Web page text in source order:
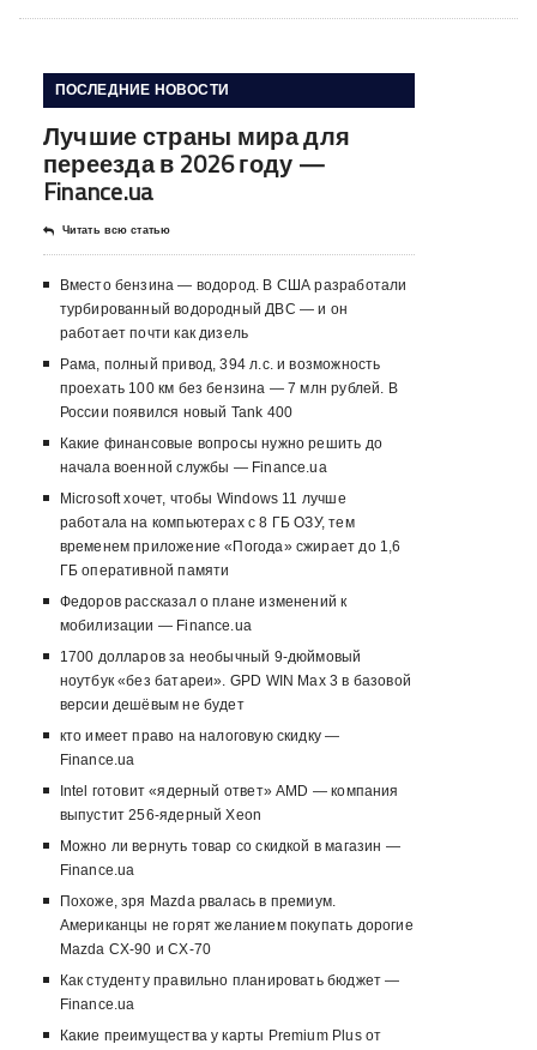
ПОСЛЕДНИЕ НОВОСТИ
Лучшие страны мира для
переезда в 2026 году —
Finance.ua
Читать всю статью
Вместо бензина — водород. В США разработали
турбированный водородный ДВС — и он
работает почти как дизель
Рама, полный привод, 394 л.с. и возможность
проехать 100 км без бензина — 7 млн рублей. В
России появился новый Tank 400
Какие финансовые вопросы нужно решить до
начала военной службы — Finance.ua
Microsoft хочет, чтобы Windows 11 лучше
работала на компьютерах с 8 ГБ ОЗУ, тем
временем приложение «Погода» сжирает до 1,6
ГБ оперативной памяти
Федоров рассказал о плане изменений к
мобилизации — Finance.ua
1700 долларов за необычный 9-дюймовый
ноутбук «без батареи». GPD WIN Max 3 в базовой
версии дешёвым не будет
кто имеет право на налоговую скидку —
Finance.ua
Intel готовит «ядерный ответ» AMD — компания
выпустит 256-ядерный Xeon
Можно ли вернуть товар со скидкой в ​​магазин —
Finance.ua
Похоже, зря Mazda рвалась в премиум.
Американцы не горят желанием покупать дорогие
Mazda CX-90 и CX-70
Как студенту правильно планировать бюджет —
Finance.ua
Какие преимущества у карты Premium Plus от